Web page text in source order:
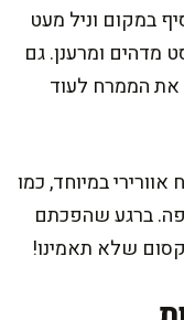
במקום וניל מעט
מדהים ומרענן. גם
את הממרח לעוד
במיוחד, כמו
ברגע שהפכתם
שלא תאמינו!